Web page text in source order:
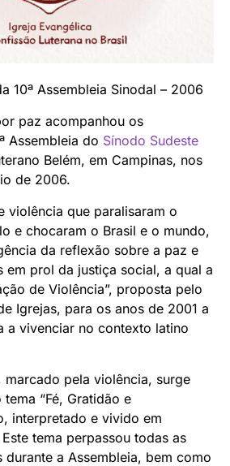
10ª Assembleia Sinodal – 2006
paz acompanhou os
Assembleia do Sínodo Sudeste
Belém, em Campinas, nos
de 2006.
violência que paralisaram o
e chocaram o Brasil e o mundo,
da reflexão sobre a paz e
em prol da justiça social, a qual a
de Violência”, proposta pelo
Igrejas, para os anos de 2001 a
a vivenciar no contexto latino
marcado pela violência, surge
“Fé, Gratidão e
interpretado e vivido em
tema perpassou todas as
a Assembleia, bem como